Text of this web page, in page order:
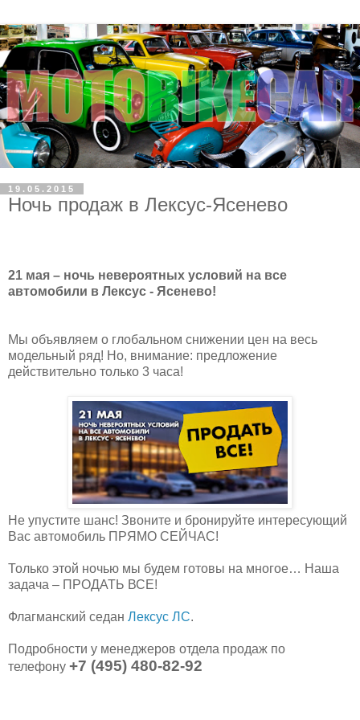
19.05.2015
Ночь продаж в Лексус-Ясенево
21 мая – ночь невероятных условий на все
автомобили в Лексус - Ясенево!
Мы объявляем о глобальном снижении цен на весь
модельный ряд! Но, внимание: предложение
действительно только 3 часа!
Не упустите шанс! Звоните и бронируйте интересующий
Вас автомобиль ПРЯМО СЕЙЧАС!
Только этой ночью мы будем готовы на многое… Наша
задача – ПРОДАТЬ ВСЕ!
Флагманский седан Лексус ЛС.
Подробности у менеджеров отдела продаж по
телефону +7 (495) 480-82-92